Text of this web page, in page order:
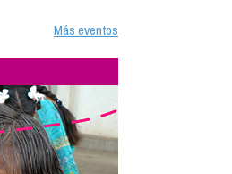
Más eventos